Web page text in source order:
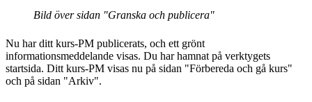
Bild över sidan "Granska och publicera"
Nu har ditt kurs-PM publicerats, och ett grönt
informationsmeddelande visas. Du har hamnat på verktygets
startsida. Ditt kurs-PM visas nu på sidan "Förbereda och gå kurs"
och på sidan "Arkiv".